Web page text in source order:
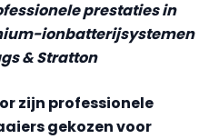
prestaties in
ionbatterijsystemen
& Stratton
zijn professionele
gekozen voor